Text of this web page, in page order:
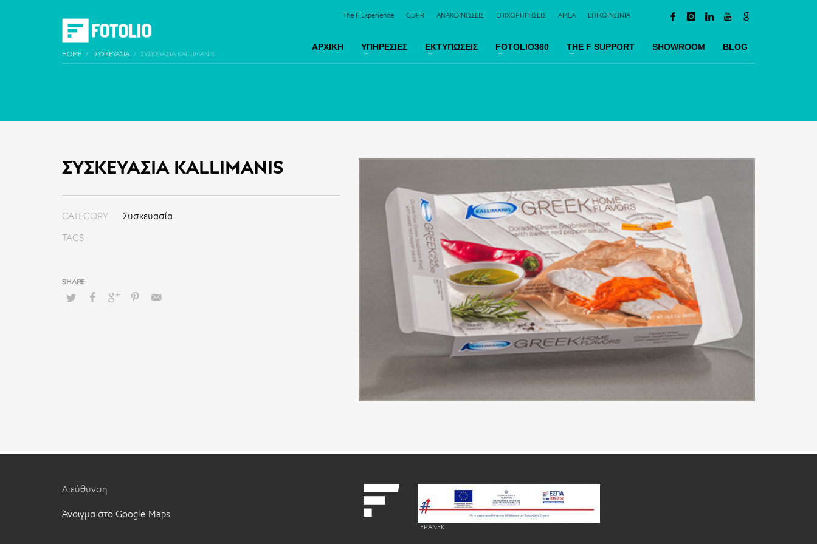
The F Experience GDPR ΑΝΑΚΟΙΝΩΣΕΙΣ ΕΠΙΧΟΡΗΓΗΣΕΙΣ AMEA ΕΠΙΚΟΙΝΩΝΙΑ
ΑΡΧΙΚΗ ΥΠΗΡΕΣΙΕΣ ΕΚΤΥΠΩΣΕΙΣ FOTOLIO360 TΗΕ F SUPPORT SHOWROOM BLOG
HOME ΣΥΣΚΕΥΑΣΊΑ ΣΥΣΚΕΥΑΣΊΑ KALLIMANIS
ΣΥΣΚΕΥΑΣΊΑ KALLIMANIS
CATEGORY Συσκευασία
TAGS
Διεύθυνση
Άνοιγμα στο Google Maps
EPANEK